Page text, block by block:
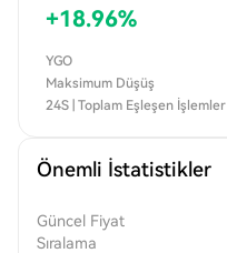
+18.96%
YGO
Maksimum Düşüş
24S | Toplam Eşleşen İşlemler
Önemli İstatistikler
Güncel Fiyat
Sıralama